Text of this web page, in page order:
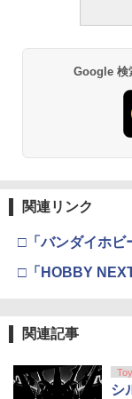
Google 検
関連リンク
□「バンダイホビ
□「HOBBY
関連記事
Toy
シ